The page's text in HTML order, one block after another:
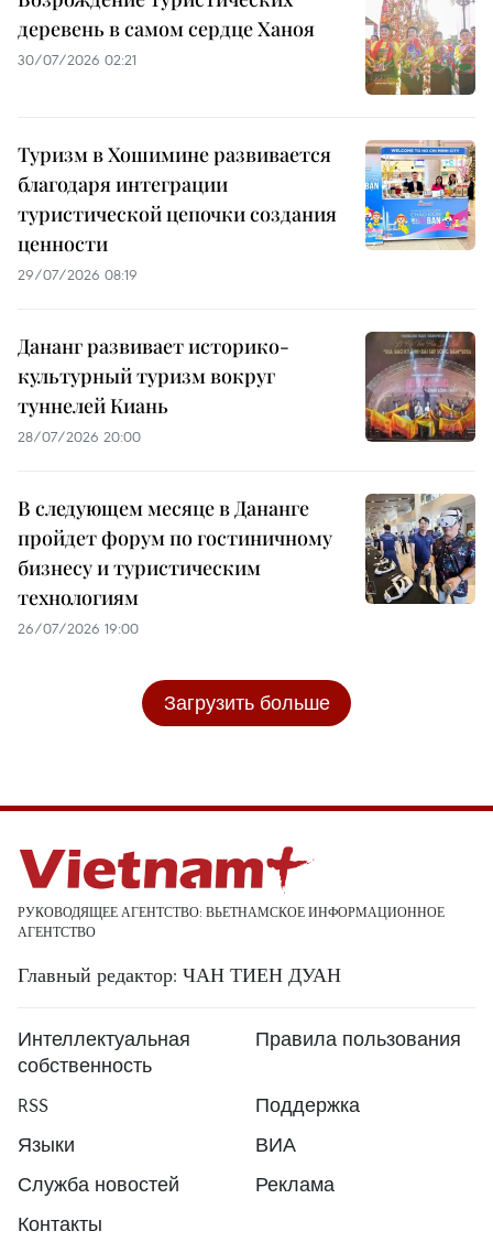
деревень в самом сердце Ханоя
30/07/2026 02:21
Туризм в Хошимине развивается
благодаря интеграции
туристической цепочки создания
ценности
29/07/2026 08:19
Дананг развивает историко-
культурный туризм вокруг
туннелей Киань
28/07/2026 20:00
В следующем месяце в Дананге
пройдет форум по гостиничному
бизнесу и туристическим
технологиям
26/07/2026 19:00
Загрузить больше
РУКОВОДЯЩЕЕ АГЕНТСТВО: ВЬЕТНАМСКОЕ ИНФОРМАЦИОННОЕ
АГЕНТСТВО
Главный редактор: ЧАН ТИЕН ДУАН
Интеллектуальная
собственность
Правила пользования
RSS
Поддержка
Языки
ВИА
Служба новостей
Реклама
Контакты